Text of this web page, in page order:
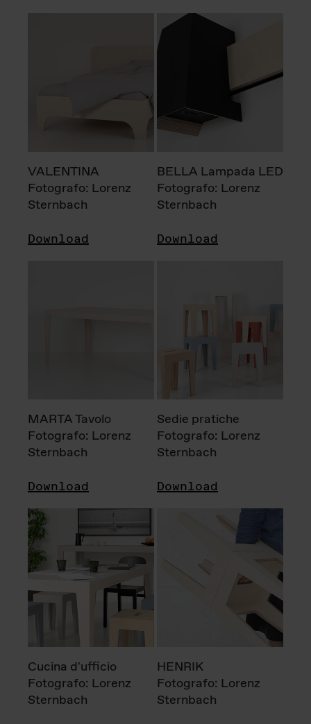
VALENTINA
Fotografo: Lorenz
Sternbach
Download
BELLA Lampada LED
Fotografo: Lorenz
Sternbach
Download
MARTA Tavolo
Fotografo: Lorenz
Sternbach
Download
Sedie pratiche
Fotografo: Lorenz
Sternbach
Download
Cucina d'ufficio
Fotografo: Lorenz
Sternbach
HENRIK
Fotografo: Lorenz
Sternbach